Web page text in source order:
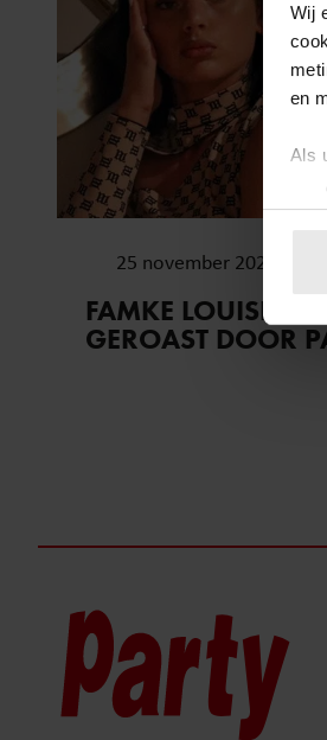
Wij
en
Als
We
25 november 2022
FAMKE LOUISE
GEROAST DOOR